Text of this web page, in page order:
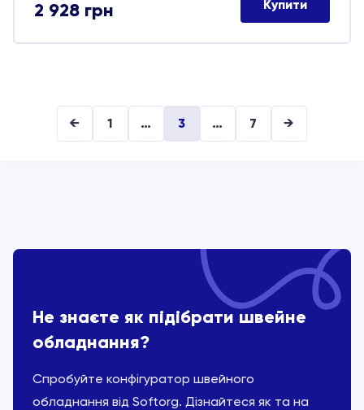
2 928 грн Купити
← 1 … 3 … 7 →
Не знаєте як підібрати швейне
обладнання?
Спробуйте конфігуратор швейного
обладнання від Softorg. Дізнайтеся як та на